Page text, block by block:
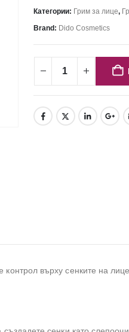
Категории: Грим за лице,
Brand: Dido Cosmetics
върху сенките на